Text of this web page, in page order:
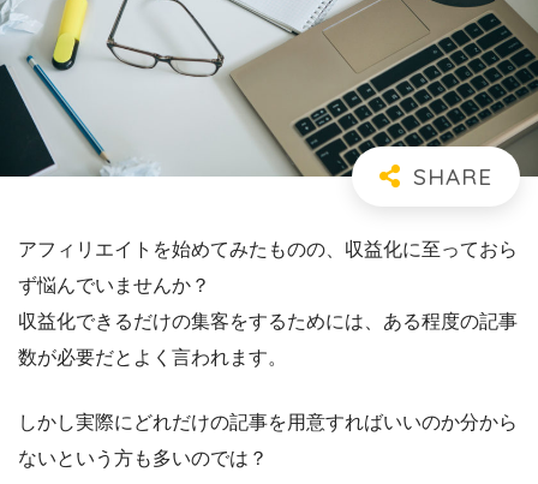
アフィリエイトを始めてみたものの、収益化に至っておら
ず悩んでいませんか？
収益化できるだけの集客をするためには、ある程度の記事
数が必要だとよく言われます。
しかし実際にどれだけの記事を用意すればいいのか分から
ないという方も多いのでは？